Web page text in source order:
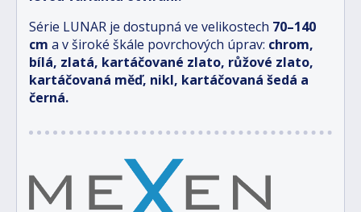
Série LUNAR je dostupná ve velikostech 70–140
cm a v široké škále povrchových úprav: chrom,
bílá, zlatá, kartáčované zlato, růžové zlato,
kartáčovaná měď, nikl, kartáčovaná šedá a
černá.